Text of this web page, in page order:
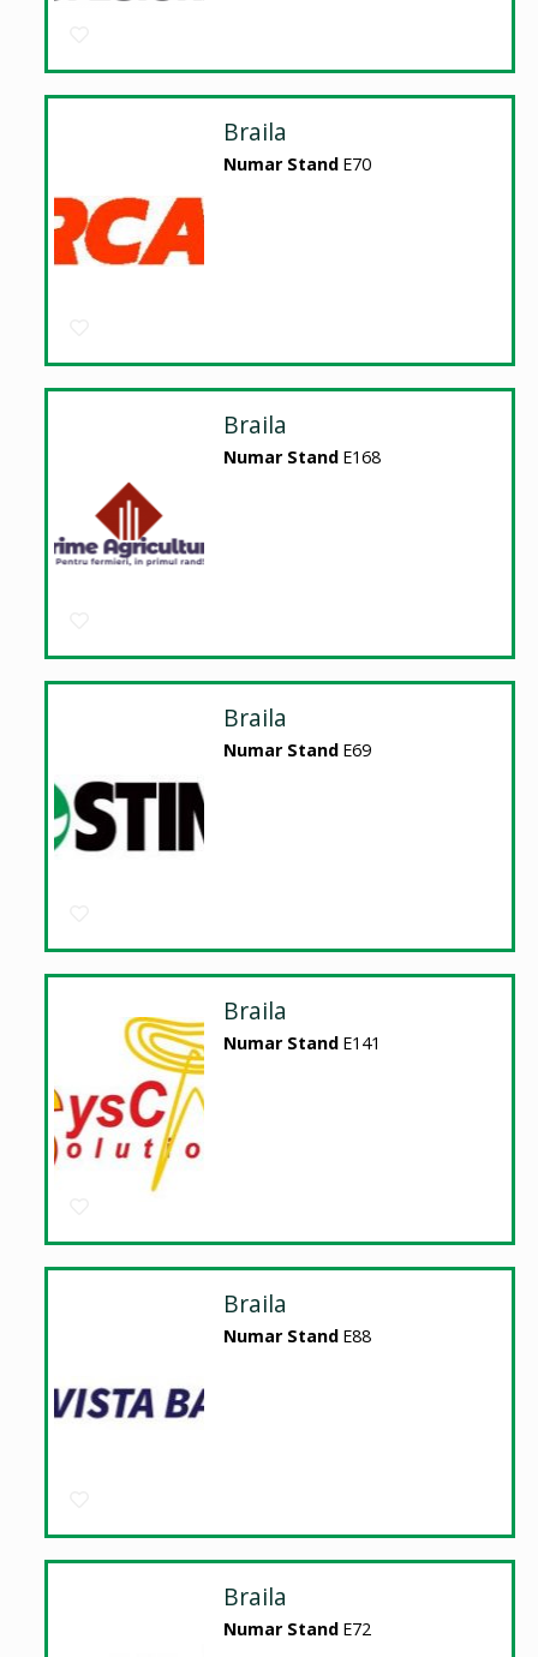
Braila
Numar Stand E70
Braila
Numar Stand E168
Braila
Numar Stand E69
Braila
Numar Stand E141
Braila
Numar Stand E88
Braila
Numar Stand E72